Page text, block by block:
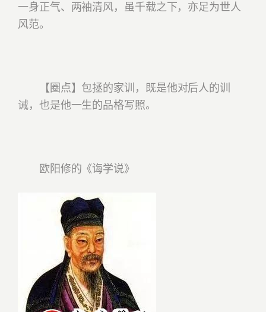
一身正气、两袖清风，虽千载之下，亦足为世人
风范。
【圈点】包拯的家训，既是他对后人的训
诫，也是他一生的品格写照。
欧阳修的《诲学说》